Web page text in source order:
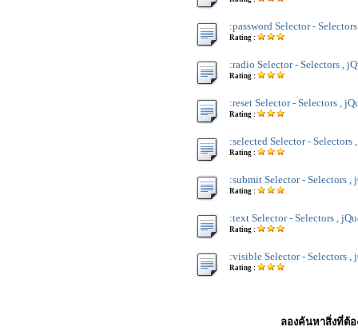
:password Selector -
Rating :
:radio Selector - Selectors ,
Rating :
:reset Selector - Selectors ,
Rating :
:selected Selector - Selectors
Rating :
:submit Selector - Selectors ,
Rating :
:text Selector - Selectors ,
Rating :
:visible Selector - Selectors ,
Rating :
ลองค้นหาสิ่งที่ต้อ